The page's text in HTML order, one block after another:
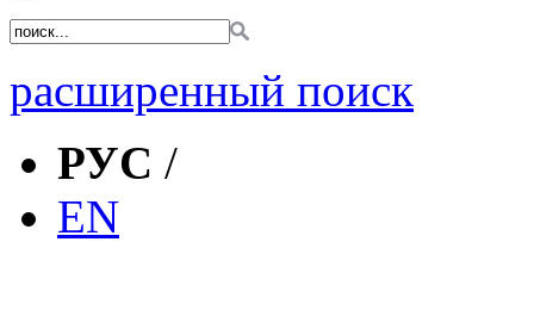
расширенный поиск
РУС /
EN